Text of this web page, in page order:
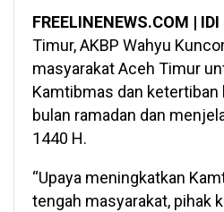
FREELINENEWS.COM | IDI
Timur, AKBP Wahyu
masyarakat Aceh Timur
Kamtibmas dan
bulan ramadan dan
1440 H.
“Upaya meningkatkan
tengah masyarakat, pihak